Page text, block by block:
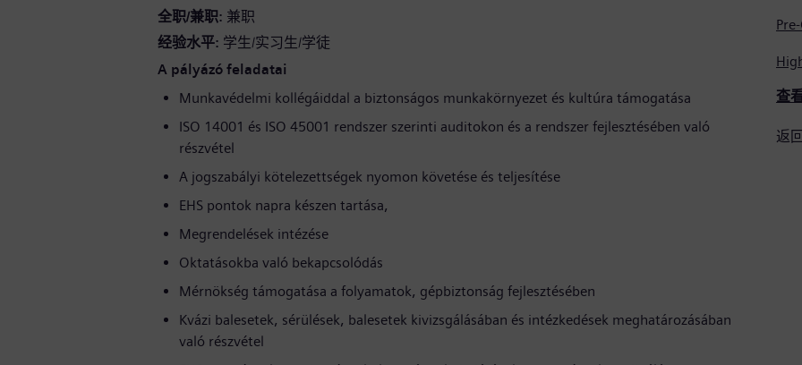
全职/兼职 兼职
经验水平 学生/实习生/学徒
A pályázó feladatai
Munkavédelmi kollégáiddal a biztonságos munkakörnyezet és kultúra támogatása
ISO 14001 és ISO 45001 rendszer szerinti auditokon és a rendszer fejlesztésében való
részvétel
A jogszabályi kötelezettségek nyomon követése és teljesítése
EHS pontok napra készen tartása,
Megrendelések intézése
Oktatásokba való bekapcsolódás
Mérnökség támogatása a folyamatok, gépbiztonság fejlesztésében
Kvázi balesetek, sérülések, balesetek kivizsgálásában és intézkedések meghatározásában
való részvétel
查
返